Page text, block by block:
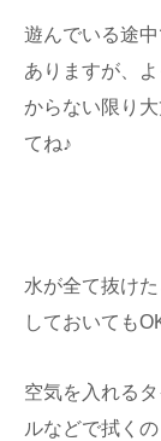
遊んでいる途
ありますが、
からない限り
てね♪
水が全て抜け
しておいても
空気を入れる
ルなどで拭く